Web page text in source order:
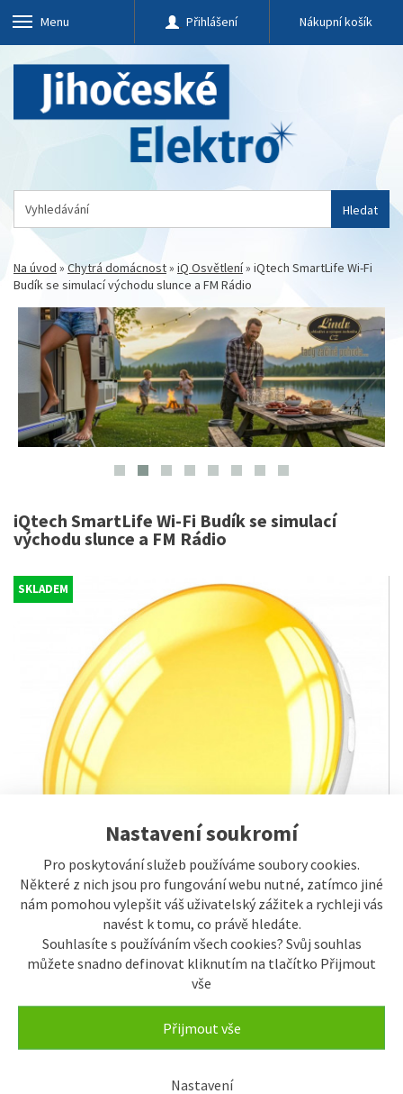
Nastavení soukromí
Pro poskytování služeb používáme soubory cookies.
Některé z nich jsou pro fungování webu nutné, zatímco jiné
nám pomohou vylepšit váš uživatelský zážitek a rychleji vás
navést k tomu, co právě hledáte.
Souhlasíte s používáním všech cookies? Svůj souhlas
můžete snadno definovat kliknutím na tlačítko Přijmout
vše
Přijmout vše
Nastavení
Menu Přihlášení Nákupní košík
Hledat
Na úvod »Chytrá domácnost» iQ Osvětlení» iQtech SmartLife Wi-Fi
Budík se simulací východu slunce a FM Rádio
iQtech SmartLife Wi-Fi Budík se simulací
východu slunce a FM Rádio
SKLADEM
2.187 Kč ks